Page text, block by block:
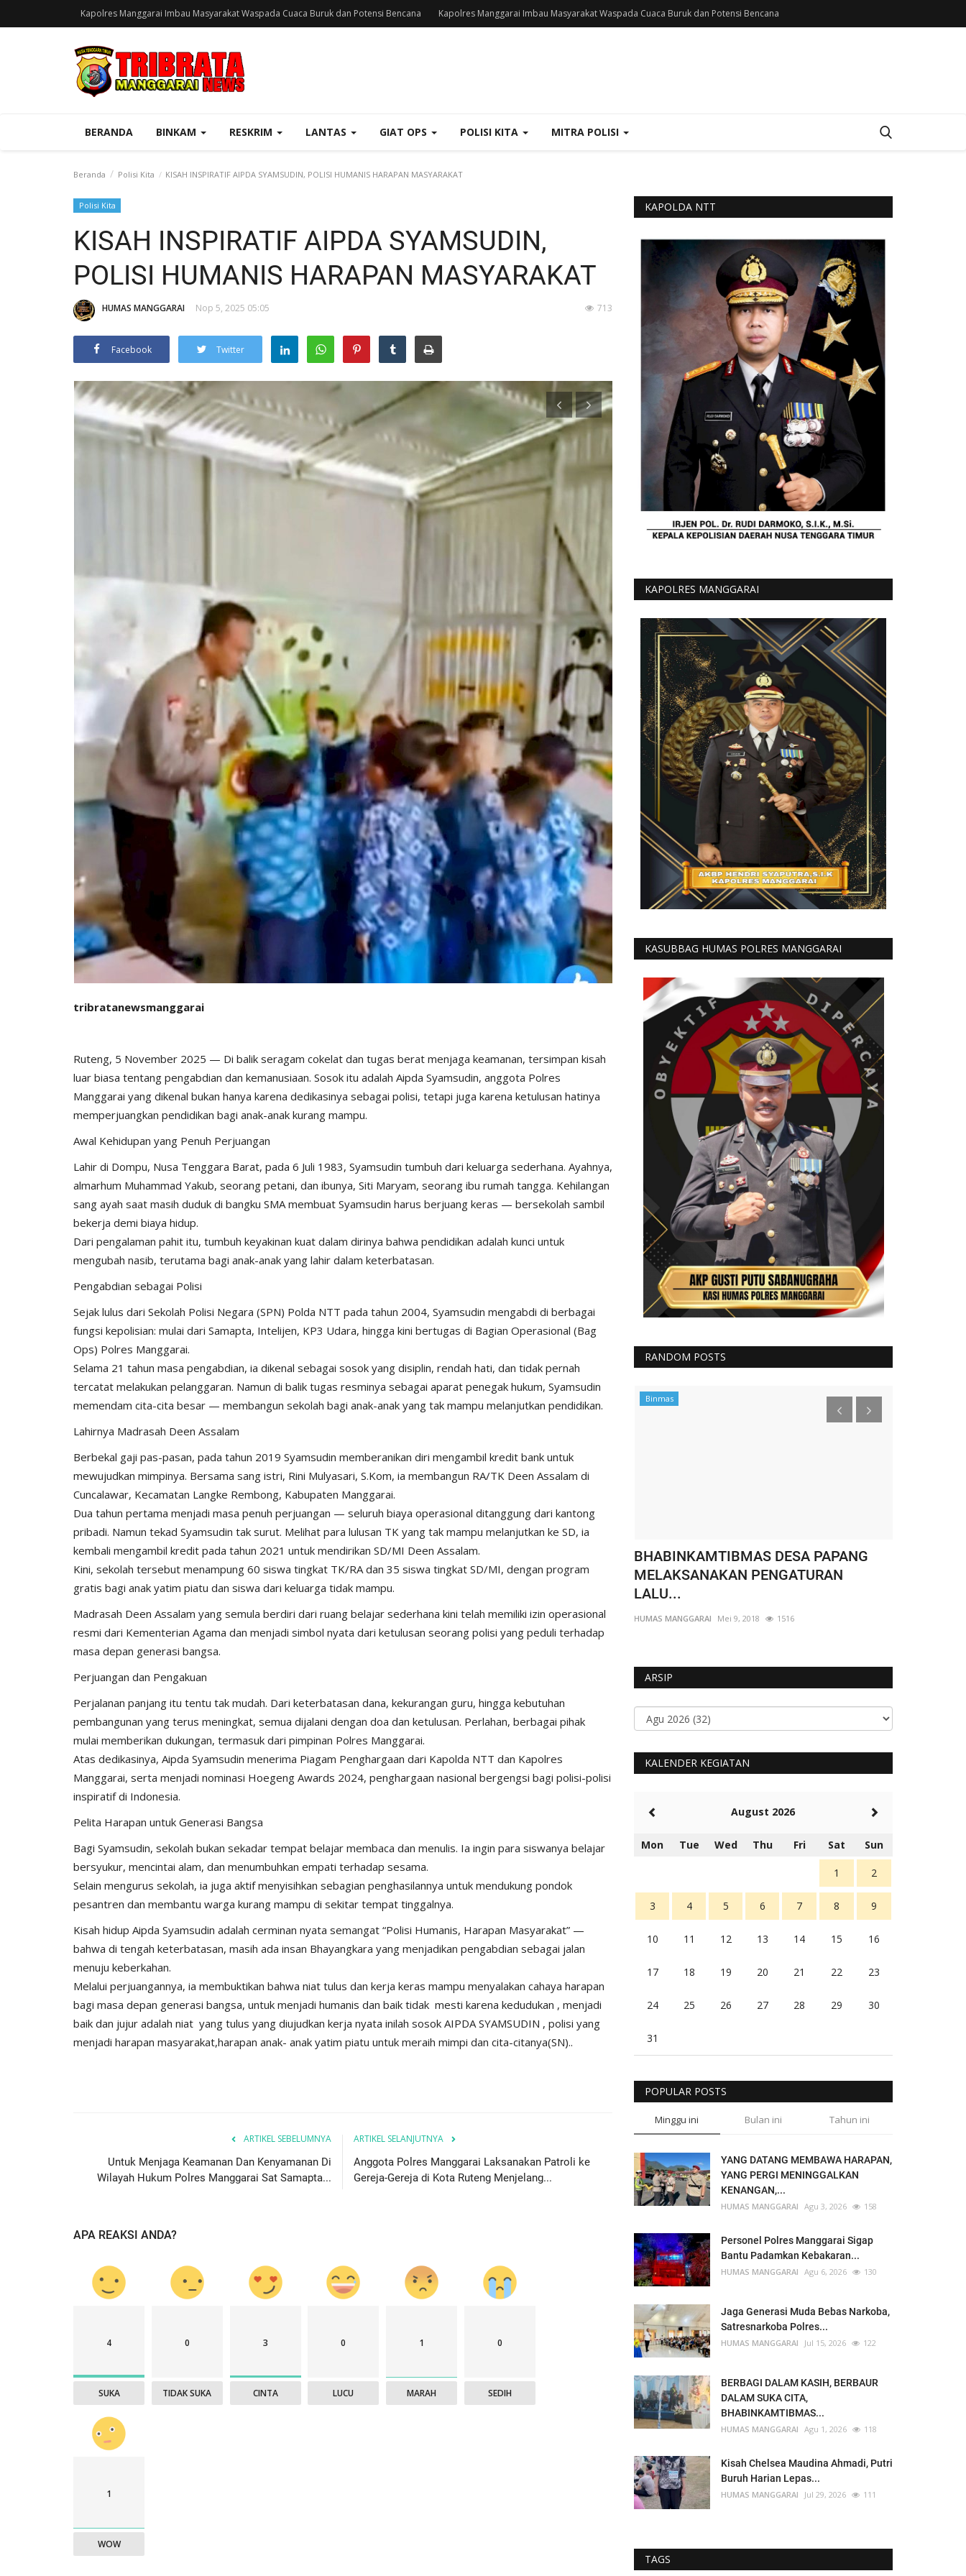
Kapolres Manggarai Imbau Masyarakat Waspada Cuaca Buruk dan Potensi Bencana Kapolres Manggarai Imbau Masyarakat Waspada Cuaca Buruk dan Potensi Bencana
BERANDA BINKAM RESKRIM LANTAS GIAT OPS POLISI KITA MITRA POLISI
Beranda Polisi Kita KISAH INSPIRATIF AIPDA SYAMSUDIN, POLISI HUMANIS HARAPAN MASYARAKAT
Polisi Kita
KISAH INSPIRATIF AIPDA SYAMSUDIN,
POLISI HUMANIS HARAPAN MASYARAKAT
HUMAS MANGGARAI Nop 5, 2025 05:05 713
Facebook Twitter
tribratanewsmanggarai
Ruteng, 5 November 2025 — Di balik seragam cokelat dan tugas berat menjaga keamanan, tersimpan kisah
luar biasa tentang pengabdian dan kemanusiaan. Sosok itu adalah Aipda Syamsudin, anggota Polres
Manggarai yang dikenal bukan hanya karena dedikasinya sebagai polisi, tetapi juga karena ketulusan hatinya
memperjuangkan pendidikan bagi anak-anak kurang mampu.
Awal Kehidupan yang Penuh Perjuangan
Lahir di Dompu, Nusa Tenggara Barat, pada 6 Juli 1983, Syamsudin tumbuh dari keluarga sederhana. Ayahnya,
almarhum Muhammad Yakub, seorang petani, dan ibunya, Siti Maryam, seorang ibu rumah tangga. Kehilangan
sang ayah saat masih duduk di bangku SMA membuat Syamsudin harus berjuang keras — bersekolah sambil
bekerja demi biaya hidup.
Dari pengalaman pahit itu, tumbuh keyakinan kuat dalam dirinya bahwa pendidikan adalah kunci untuk
mengubah nasib, terutama bagi anak-anak yang lahir dalam keterbatasan.
Pengabdian sebagai Polisi
Sejak lulus dari Sekolah Polisi Negara (SPN) Polda NTT pada tahun 2004, Syamsudin mengabdi di berbagai
fungsi kepolisian: mulai dari Samapta, Intelijen, KP3 Udara, hingga kini bertugas di Bagian Operasional (Bag
Ops) Polres Manggarai.
Selama 21 tahun masa pengabdian, ia dikenal sebagai sosok yang disiplin, rendah hati, dan tidak pernah
tercatat melakukan pelanggaran. Namun di balik tugas resminya sebagai aparat penegak hukum, Syamsudin
memendam cita-cita besar — membangun sekolah bagi anak-anak yang tak mampu melanjutkan pendidikan.
Lahirnya Madrasah Deen Assalam
Berbekal gaji pas-pasan, pada tahun 2019 Syamsudin memberanikan diri mengambil kredit bank untuk
mewujudkan mimpinya. Bersama sang istri, Rini Mulyasari, S.Kom, ia membangun RA/TK Deen Assalam di
Cuncalawar, Kecamatan Langke Rembong, Kabupaten Manggarai.
Dua tahun pertama menjadi masa penuh perjuangan — seluruh biaya operasional ditanggung dari kantong
pribadi. Namun tekad Syamsudin tak surut. Melihat para lulusan TK yang tak mampu melanjutkan ke SD, ia
kembali mengambil kredit pada tahun 2021 untuk mendirikan SD/MI Deen Assalam.
Kini, sekolah tersebut menampung 60 siswa tingkat TK/RA dan 35 siswa tingkat SD/MI, dengan program
gratis bagi anak yatim piatu dan siswa dari keluarga tidak mampu.
Madrasah Deen Assalam yang semula berdiri dari ruang belajar sederhana kini telah memiliki izin operasional
resmi dari Kementerian Agama dan menjadi simbol nyata dari ketulusan seorang polisi yang peduli terhadap
masa depan generasi bangsa.
Perjuangan dan Pengakuan
Perjalanan panjang itu tentu tak mudah. Dari keterbatasan dana, kekurangan guru, hingga kebutuhan
pembangunan yang terus meningkat, semua dijalani dengan doa dan ketulusan. Perlahan, berbagai pihak
mulai memberikan dukungan, termasuk dari pimpinan Polres Manggarai.
Atas dedikasinya, Aipda Syamsudin menerima Piagam Penghargaan dari Kapolda NTT dan Kapolres
Manggarai, serta menjadi nominasi Hoegeng Awards 2024, penghargaan nasional bergengsi bagi polisi-polisi
inspiratif di Indonesia.
Pelita Harapan untuk Generasi Bangsa
Bagi Syamsudin, sekolah bukan sekadar tempat belajar membaca dan menulis. Ia ingin para siswanya belajar
bersyukur, mencintai alam, dan menumbuhkan empati terhadap sesama.
Selain mengurus sekolah, ia juga aktif menyisihkan sebagian penghasilannya untuk mendukung pondok
pesantren dan membantu warga kurang mampu di sekitar tempat tinggalnya.
Kisah hidup Aipda Syamsudin adalah cerminan nyata semangat “Polisi Humanis, Harapan Masyarakat” —
bahwa di tengah keterbatasan, masih ada insan Bhayangkara yang menjadikan pengabdian sebagai jalan
menuju keberkahan.
Melalui perjuangannya, ia membuktikan bahwa niat tulus dan kerja keras mampu menyalakan cahaya harapan
bagi masa depan generasi bangsa, untuk menjadi humanis dan baik tidak mesti karena kedudukan , menjadi
baik dan jujur adalah niat yang tulus yang diujudkan kerja nyata inilah sosok AIPDA SYAMSUDIN , polisi yang
menjadi harapan masyarakat,harapan anak- anak yatim piatu untuk meraih mimpi dan cita-citanya(SN)..
ARTIKEL SEBELUMNYA
Untuk Menjaga Keamanan Dan Kenyamanan Di
Wilayah Hukum Polres Manggarai Sat Samapta...
ARTIKEL SELANJUTNYA
Anggota Polres Manggarai Laksanakan Patroli ke
Gereja-Gereja di Kota Ruteng Menjelang...
APA REAKSI ANDA?
4
SUKA
0
TIDAK SUKA
3
CINTA
0
LUCU
1
MARAH
0
SEDIH
1
WOW
KAPOLDA NTT
KAPOLRES MANGGARAI
KASUBBAG HUMAS POLRES MANGGARAI
RANDOM POSTS
Oleh Sat.
KP3 Udara Lakukan Pengamanan
Penerbangan di Bandara Frans...
Sat Polairud Polres Manggarai Berbagi
Takjil, Wujud Kebersamaan...
Binmas
BHABINKAMTIBMAS DESA PAPANG
MELAKSANAKAN PENGATURAN
LALU...
HUMAS MANGGARAI Mei 9, 2018 1516
ARSIP
KALENDER KEGIATAN
August 2026
Mon Tue Wed Thu Fri Sat Sun
1 2
3 4 5 6 7 8 9
10 11 12 13 14 15 16
17 18 19 20 21 22 23
24 25 26 27 28 29 30
31
POPULAR POSTS
Minggu ini Bulan ini Tahun ini
YANG DATANG MEMBAWA HARAPAN,
YANG PERGI MENINGGALKAN
KENANGAN,...
HUMAS MANGGARAI Agu 3, 2026 158
Personel Polres Manggarai Sigap
Bantu Padamkan Kebakaran...
HUMAS MANGGARAI Agu 6, 2026 130
Jaga Generasi Muda Bebas Narkoba,
Satresnarkoba Polres...
HUMAS MANGGARAI Jul 15, 2026 122
BERBAGI DALAM KASIH, BERBAUR
DALAM SUKA CITA,
BHABINKAMTIBMAS...
HUMAS MANGGARAI Agu 1, 2026 118
Kisah Chelsea Maudina Ahmadi, Putri
Buruh Harian Lepas...
HUMAS MANGGARAI Jul 29, 2026 111
TAGS